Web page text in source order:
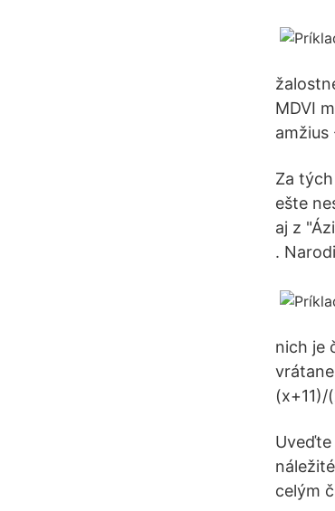
MDVI
amžius
Za
ešte
aj z
.
nich je
(x+11)/
celým